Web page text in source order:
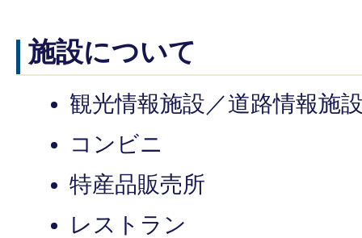
施設について
観光情報施設／道路情報施
コンビニ
特産品販売所
レストラン